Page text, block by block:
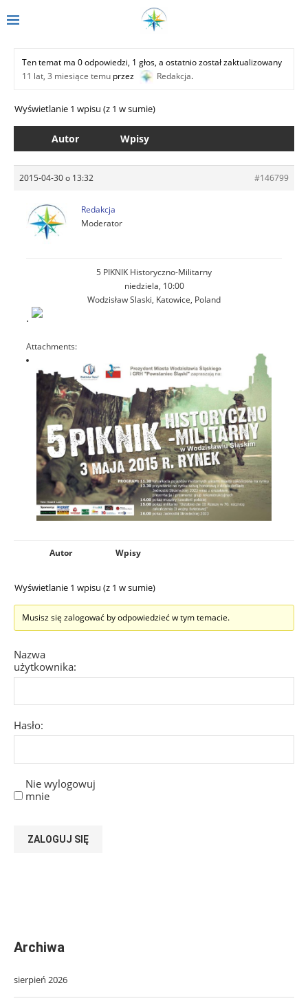
Ten temat ma 0 odpowiedzi, 1 głos, a ostatnio został zaktualizowany
11 lat, 3 miesiące temu przez Redakcja.
Wyświetlanie 1 wpisu (z 1 w sumie)
Autor Wpisy
2015-04-30 o 13:32 #146799
Redakcja
Moderator
5 PIKNIK Historyczno-Militarny
niedziela, 10:00
Wodzisław Slaski, Katowice, Poland
.
Attachments:
Autor Wpisy
Wyświetlanie 1 wpisu (z 1 w sumie)
Musisz się zalogować by odpowiedzieć w tym temacie.
Nazwa
użytkownika:
Hasło:
Nie wylogowuj
mnie
ZALOGUJ SIĘ
Archiwa
sierpień 2026